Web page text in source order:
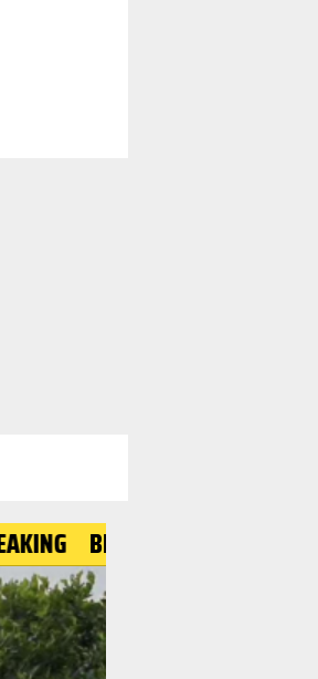
BREAKING